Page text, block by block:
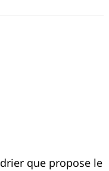
que propose le